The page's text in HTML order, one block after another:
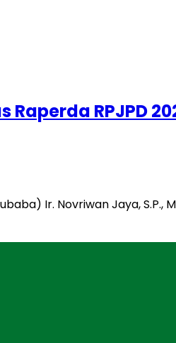
RPJPD
Ir. Novriwan Jaya, S.P.,